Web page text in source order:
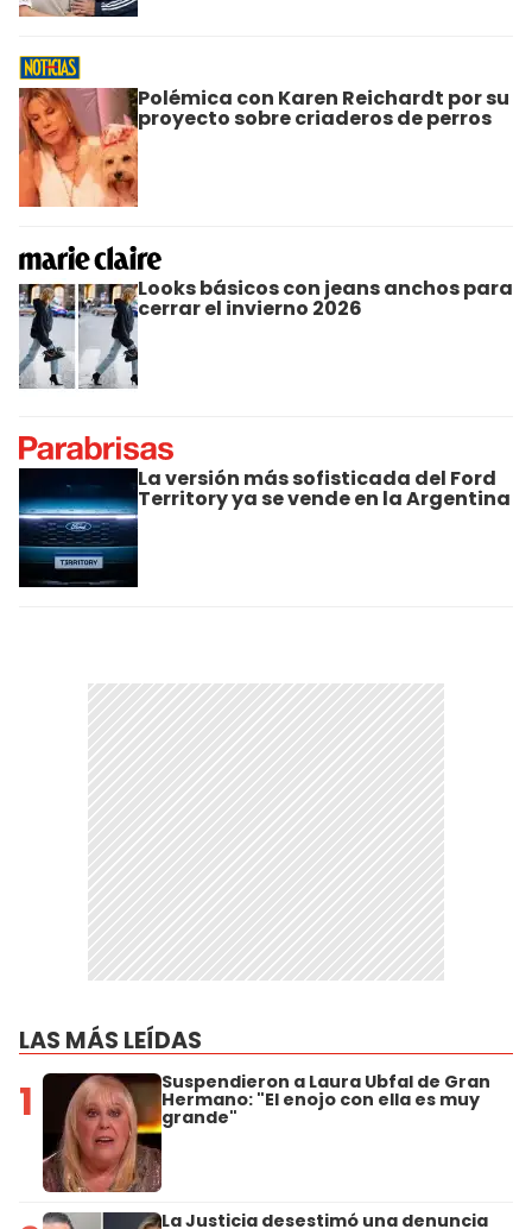
Polémica con Karen Reichardt por su
proyecto sobre criaderos de perros
Looks básicos con jeans anchos para
cerrar el invierno 2026
La versión más sofisticada del Ford
Territory ya se vende en la Argentina
LAS MÁS LEÍDAS
1 Suspendieron a Laura Ubfal de Gran
Hermano: "El enojo con ella es muy
grande"
La Justicia desestimó una denuncia